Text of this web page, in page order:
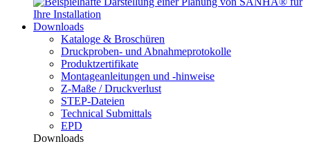
Downloads
Kataloge & Broschüren
Druckproben- und Abnahmeprotokolle
Produktzertifikate
Montageanleitungen und -hinweise
Z-Maße / Druckverlust
STEP-Dateien
Technical Submittals
EPD
Downloads